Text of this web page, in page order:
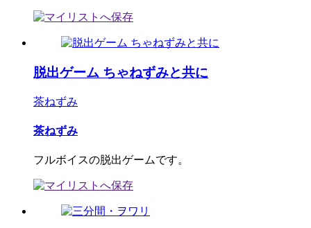
脱出ゲーム ちゃねずみと共に
茶ねずみ
茶ねずみ
フルボイスの脱出ゲームです。